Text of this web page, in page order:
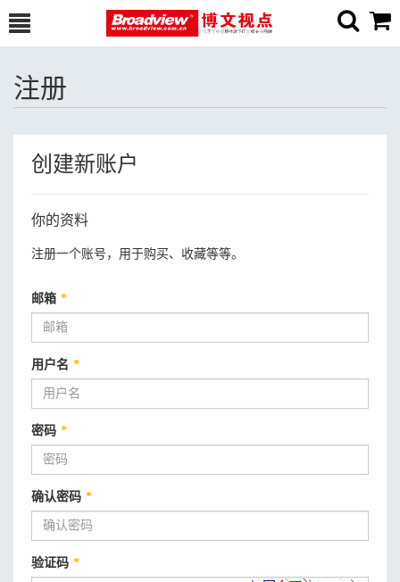
注册
创建新账户
你的资料
注册一个账号，用于购买、收藏等等。
邮箱 *
用户名 *
密码 *
确认密码 *
验证码 *